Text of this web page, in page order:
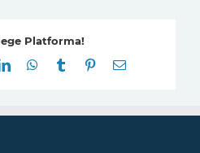
Platforma!
LinkedInWhatsApp
Tumblr Pinterest
E-